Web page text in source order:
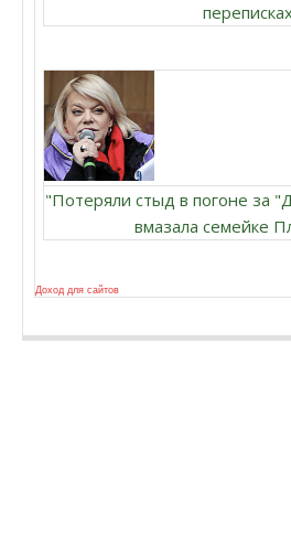
"Потеряли стыд в погоне за
вмазала семейке
Доход для сайтов